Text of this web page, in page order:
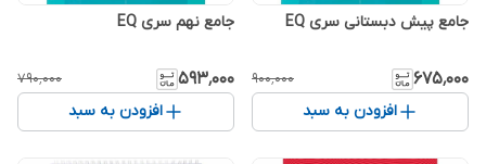
جامع پیش دبستانی سری EQ
۶۷۵٬۰۰۰ ۹۰۰٬۰۰۰
افزودن به سبد
جامع نهم سری EQ
۵۹۳٬۰۰۰ ۷۹۰٬۰۰۰
افزودن به سبد